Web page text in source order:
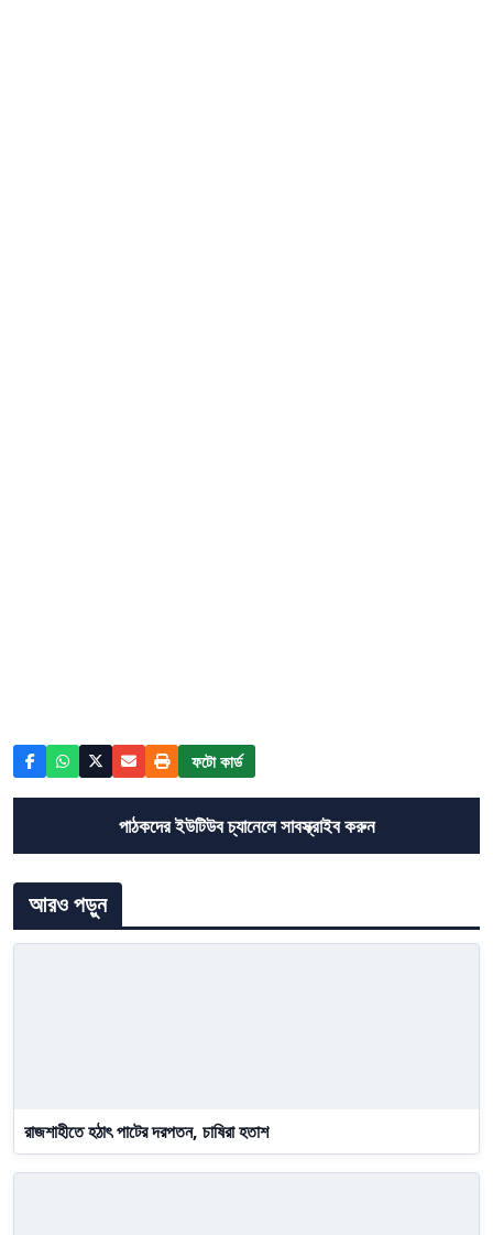
ফটো কার্ড
পাঠকদের ইউটিউব চ্যানেলে সাবস্ক্রাইব করুন
আরও পড়ুন
রাজশাহীতে হঠাৎ পাটের দরপতন, চাষিরা হতাশ